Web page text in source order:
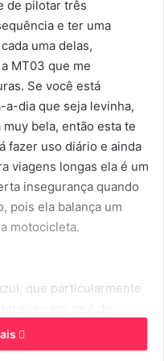
de pilotar três
e ter uma
uma delas,
MT03 que me
Se você está
a-dia que seja levinha,
bela, então esta te
fazer uso diário e ainda
viagens longas ela é um
insegurança quando
pois ela balança um
motocicleta.
que particularmente
charme todo especial e
se dócil e a posição